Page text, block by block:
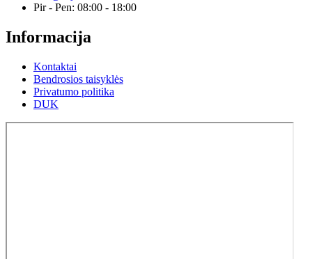
Pir - Pen: 08:00 - 18:00
Informacija
Kontaktai
Bendrosios taisyklės
Privatumo politika
DUK